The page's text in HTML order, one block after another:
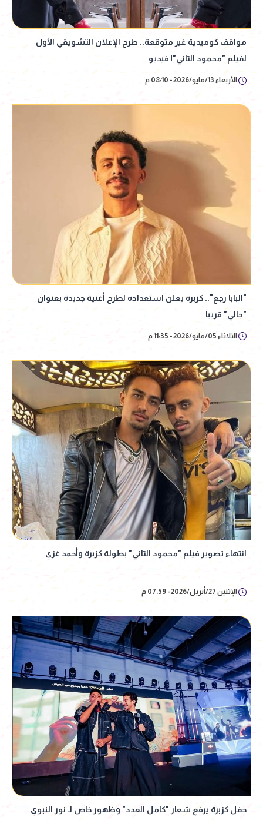
مواقف كوميدية غير متوقعة.. طرح الإعلان التشويقي الأول
لفيلم "محمود التاني"| فيديو
الأربعاء 13/مايو/2026 - 08:10 م
"البابا رجع".. كزبرة يعلن استعداده لطرح أغنية جديدة بعنوان
"جالي" قريبا
الثلاثاء 05/مايو/2026 - 11:35 م
انتهاء تصوير فيلم "محمود التاني" بطولة كزبرة وأحمد غزي
الإثنين 27/أبريل/2026 - 07:59 م
حفل كزبرة يرفع شعار "كامل العدد" وظهور خاص لـ نور النبوي